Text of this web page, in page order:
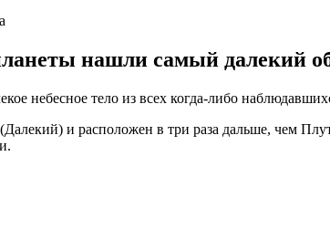
нашли самый далекий
небесное тело из всех когда-либо
и расположен в три раза дальше, чем